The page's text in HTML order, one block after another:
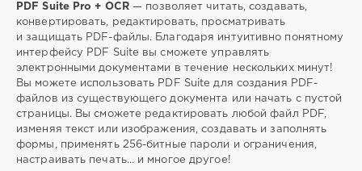
SamDel
8
0
редактор ,
PDF
файлов
PDF Suite Pro + OCR— позволяет читать, создавать,
конвертировать, редактировать, просматривать
и защищать PDF-файлы. Благодаря интуитивно понятному
интерфейсу PDF Suite вы сможете управлять
электронными документами в течение нескольких минут!
Вы можете использовать PDF Suite для создания PDF-
файлов из существующего документа или начать с пустой
страницы. Вы сможете редактировать любой файл PDF,
изменяя текст или изображения, создавать и заполнять
формы, применять 256-битные пароли и ограничения,
настраивать печать… и многое другое!